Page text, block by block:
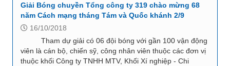
Giải Bóng chuyền Tổng công ty 319 chào mừng 68
năm Cách mạng tháng Tám và Quốc khánh 2/9
16/10/2018
Tham dự giải có 06 đội bóng với gần 100 vận động
viên là cán bộ, chiến sỹ, công nhân viên thuộc các đơn vị
thuộc khối Công ty TNHH MTV, Khối Xí nghiệp - Chi